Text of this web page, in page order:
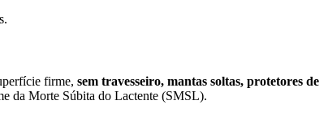
firme, sem travesseiro, mantas soltas, protetores de
da Morte Súbita do Lactente (SMSL).